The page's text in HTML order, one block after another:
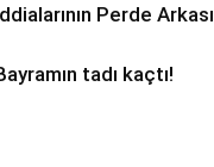
Perde Arkası
tadı kaçtı!